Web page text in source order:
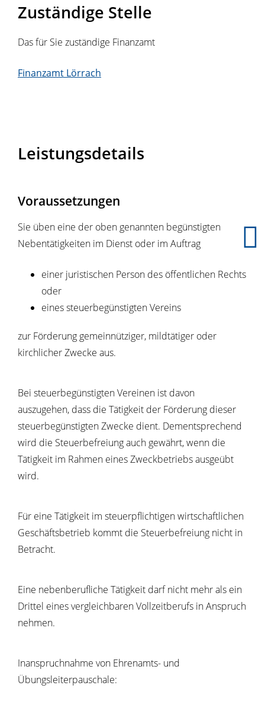
Zuständige Stelle
Das für Sie zuständige Finanzamt
Finanzamt Lörrach
Leistungsdetails
Voraussetzungen
Sie üben eine der oben genannten begünstigten
Nebentätigkeiten im Dienst oder im Auftrag
einer juristischen Person des öffentlichen Rechts
oder
eines steuerbegünstigten Vereins
zur Förderung gemeinnütziger, mildtätiger oder
kirchlicher Zwecke aus.
Bei steuerbegünstigten Vereinen ist davon
auszugehen, dass die Tätigkeit der Förderung dieser
steuerbegünstigten Zwecke dient. Dementsprechend
wird die Steuerbefreiung auch gewährt, wenn die
Tätigkeit im Rahmen eines Zweckbetriebs ausgeübt
wird.
Für eine Tätigkeit im steuerpflichtigen wirtschaftlichen
Geschäftsbetrieb kommt die Steuerbefreiung nicht in
Betracht.
Eine nebenberufliche Tätigkeit darf nicht mehr als ein
Drittel eines vergleichbaren Vollzeitberufs in Anspruch
nehmen.
Inanspruchnahme von Ehrenamts- und
Übungsleiterpauschale: